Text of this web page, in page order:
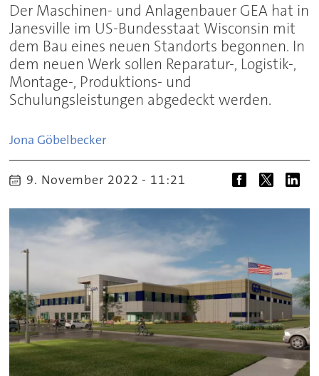
Der Maschinen- und Anlagenbauer GEA hat in
Janesville im US-Bundesstaat Wisconsin mit
dem Bau eines neuen Standorts begonnen. In
dem neuen Werk sollen Reparatur-, Logistik-,
Montage-, Produktions- und
Schulungsleistungen abgedeckt werden.
Jona Göbelbecker
9. November 2022 - 11:21